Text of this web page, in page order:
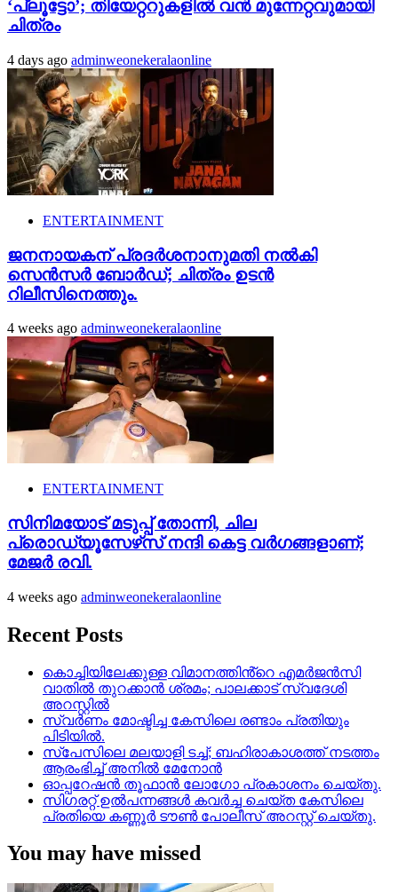
‘പ്ലൂട്ടോ’; തിയേറ്ററുകളിൽ വൻ മുന്നേറ്റവുമായി
ചിത്രം
4 days ago adminweonekeralaonline
ENTERTAINMENT
ജനനായകന് പ്രദർശനാനുമതി നൽകി
സെൻസർ ബോർഡ്; ചിത്രം ഉടൻ
റിലീസിനെത്തും.
4 weeks ago adminweonekeralaonline
ENTERTAINMENT
സിനിമയോട് മടുപ്പ് തോന്നി, ചില
പ്രൊഡ്യൂസേഴ്‌സ് നന്ദി കെട്ട വര്‍ഗങ്ങളാണ്;
മേജർ രവി.
4 weeks ago adminweonekeralaonline
Recent Posts
കൊച്ചിയിലേക്കുള്ള വിമാനത്തിൻ്റെ എമര്‍ജന്‍സി
വാതില്‍ തുറക്കാന്‍ ശ്രമം; പാലക്കാട് സ്വദേശി
അറസ്റ്റില്‍
സ്വർണം മോഷ്ടിച്ച കേസിലെ രണ്ടാം പ്രതിയും
പിടിയിൽ.
സ്‌പേസിലെ മലയാളി ടച്ച്; ബഹിരാകാശത്ത് നടത്തം
ആരംഭിച്ച് അനില്‍ മേനോന്‍
ഓപ്പറേഷൻ തൂഫാൻ ലോഗോ പ്രകാശനം ചെയ്തു.
സിഗരറ്റ് ഉൽപന്നങ്ങൾ കവർച്ച ചെയ്ത കേസിലെ
പ്രതിയെ കണ്ണൂർ ടൗൺ പോലീസ് അറസ്റ്റ് ചെയ്തു.
You may have missed